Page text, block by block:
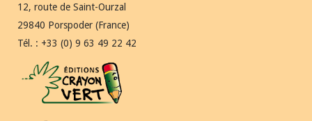
12, route de Saint-Ourzal
29840 Porspoder (France)
Tél. : +33 (0) 9 63 49 22 42